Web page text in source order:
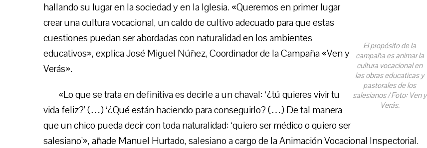
El propósito de la
campaña es animar la
cultura vocacional en
las obras educaticas y
pastorales de los
salesianos / Foto: Ven y
Verás.
hallando su lugar en la sociedad y en la Iglesia. «Queremos en primer lugar
crear una cultura vocacional, un caldo de cultivo adecuado para que estas
cuestiones puedan ser abordadas con naturalidad en los ambientes
educativos», explica José Miguel Núñez, Coordinador de la Campaña «Ven y
Verás».
«Lo que se trata en definitiva es decirle a un chaval: ‘¿tú quieres vivir tu
vida feliz?’ (…) ‘¿Qué están haciendo para conseguirlo? (…) De tal manera
que un chico pueda decir con toda naturalidad: ‘quiero ser médico o quiero ser
salesiano'», añade Manuel Hurtado, salesiano a cargo de la Animación Vocacional Inspectorial.